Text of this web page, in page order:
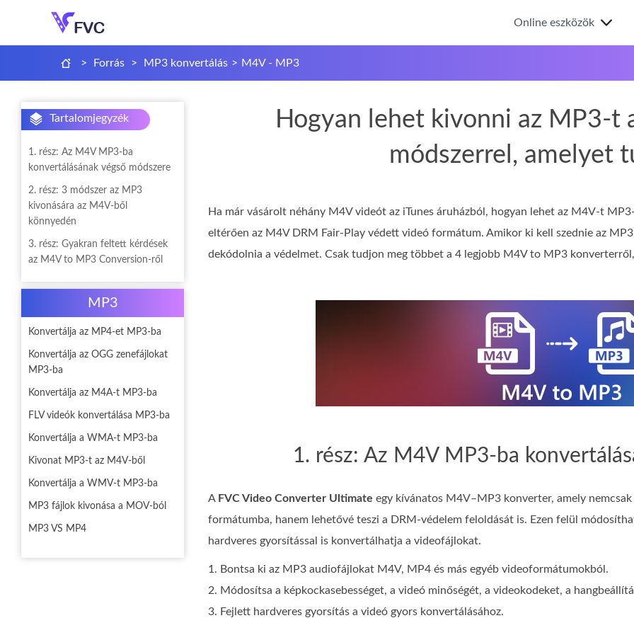
Online eszközök
> Forrás > MP3 konvertálás > M4V - MP3
Tartalomjegyzék
1. rész: Az M4V MP3-ba
konvertálásának végső módszere
2. rész: 3 módszer az MP3
kivonására az M4V-ből
könnyedén
3. rész: Gyakran feltett kérdések
az M4V to MP3 Conversion-ről
MP3
Konvertálja az MP4-et MP3-ba
Konvertálja az OGG zenefájlokat
MP3-ba
Konvertálja az M4A-t MP3-ba
FLV videók konvertálása MP3-ba
Konvertálja a WMA-t MP3-ba
Kivonat MP3-t az M4V-ből
Konvertálja a WMV-t MP3-ba
MP3 fájlok kivonása a MOV-ból
MP3 VS MP4
Hogyan lehet kivonni az MP3-t
módszerrel, amelyet
Ha már vásárolt néhány M4V videót az iTunes áruházból, hogyan lehet az M4V-t
eltérően az M4V DRM Fair-Play védett videó formátum. Amikor ki kell szednie az
dekódolnia a védelmet. Csak tudjon meg többet a 4 legjobb M4V to MP3
1. rész: Az M4V MP3-ba
A FVC Video Converter Ultimate egy kívánatos M4V–MP3 konverter, amely
formátumba, hanem lehetővé teszi a DRM‑védelem feloldását is. Ezen felül
hardveres gyorsítással is konvertálhatja a videofájlokat.
1. Bontsa ki az MP3 audiofájlokat M4V, MP4 és más egyéb videoformátumokból.
2. Módosítsa a képkockasebességet, a videó minőségét, a videokodeket, a
3. Fejlett hardveres gyorsítás a videó gyors konvertálásához.